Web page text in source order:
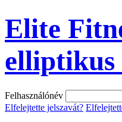
Elite
elliptikus
Felhasználónév
Elfelejtette jelszavát?